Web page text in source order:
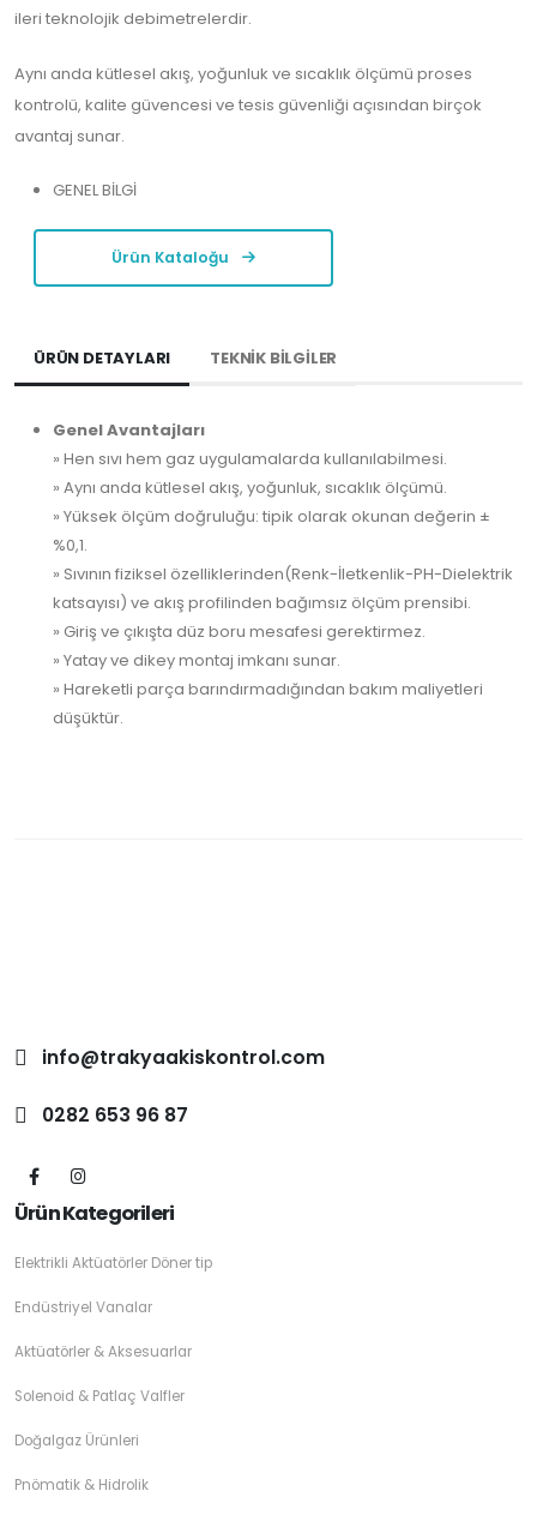
ileri teknolojik debimetrelerdir.
Aynı anda kütlesel akış, yoğunluk ve sıcaklık ölçümü proses
kontrolü, kalite güvencesi ve tesis güvenliği açısından birçok
avantaj sunar.
GENEL BİLGİ
Ürün Kataloğu
ÜRÜN DETAYLARI TEKNİK BİLGİLER
Genel Avantajları
» Hen sıvı hem gaz uygulamalarda kullanılabilmesi.
» Aynı anda kütlesel akış, yoğunluk, sıcaklık ölçümü.
» Yüksek ölçüm doğruluğu: tipik olarak okunan değerin ±
%0,1.
» Sıvının fiziksel özelliklerinden(Renk-İletkenlik-PH-Dielektrik
katsayısı) ve akış profilinden bağımsız ölçüm prensibi.
» Giriş ve çıkışta düz boru mesafesi gerektirmez.
» Yatay ve dikey montaj imkanı sunar.
» Hareketli parça barındırmadığından bakım maliyetleri
düşüktür.
info@trakyaakiskontrol.com
0282 653 96 87
Ürün Kategorileri
Elektrikli Aktüatörler Döner tip
Endüstriyel Vanalar
Aktüatörler & Aksesuarlar
Solenoid & Patlaç Valfler
Doğalgaz Ürünleri
Pnömatik & Hidrolik